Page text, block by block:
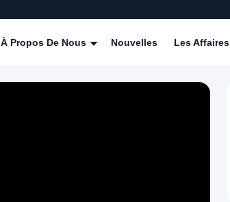
À Propos De Nous Nouvelles Les Affaires